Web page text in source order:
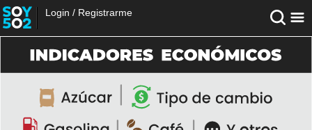
Login / Registrarme